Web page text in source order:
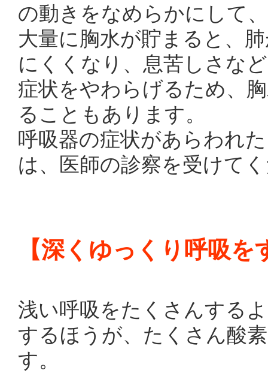
の動きをなめらかにして
大量に胸水が貯まると、
にくくなり、息苦しさな
症状をやわらげるため、
ることもあります。
呼吸器の症状があらわれ
は、医師の診察を受けて
【深くゆっくり呼吸を
浅い呼吸をたくさんする
するほうが、たくさん酸
す。